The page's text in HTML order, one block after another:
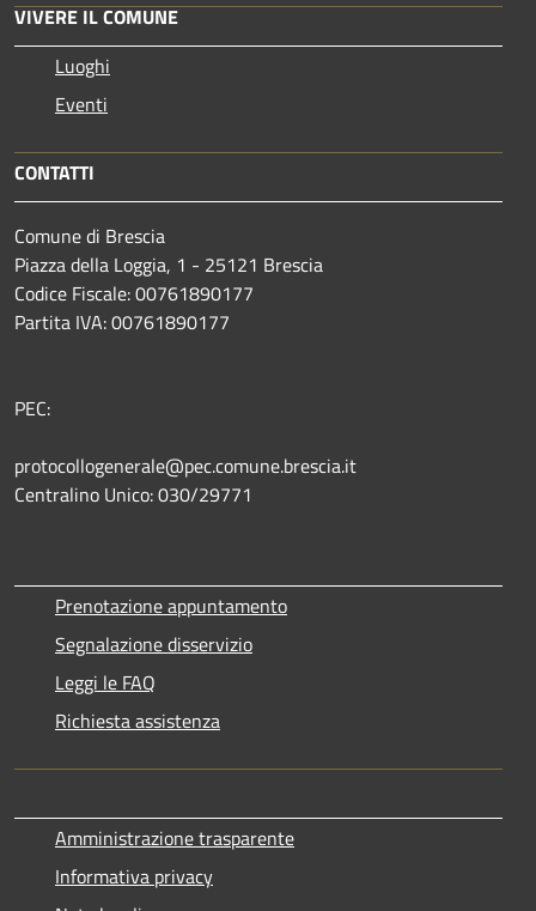
VIVERE IL COMUNE
Luoghi
Eventi
CONTATTI
Comune di Brescia
Piazza della Loggia, 1 - 25121 Brescia
Codice Fiscale: 00761890177
Partita IVA: 00761890177
PEC:
protocollogenerale@pec.comune.brescia.it
Centralino Unico: 030/29771
Prenotazione appuntamento
Segnalazione disservizio
Leggi le FAQ
Richiesta assistenza
Amministrazione trasparente
Informativa privacy